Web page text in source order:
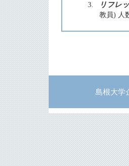
3.
リフレ
教員) 人
島根大学